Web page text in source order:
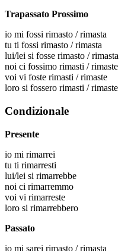
Trapassato Prossimo
io mi fossi rimasto / rimasta
tu ti fossi rimasto / rimasta
lui/lei si fosse rimasto / rimasta
noi ci fossimo rimasti / rimaste
voi vi foste rimasti / rimaste
loro si fossero rimasti / rimaste
Condizionale
Presente
io mi rimarrei
tu ti rimarresti
lui/lei si rimarrebbe
noi ci rimarremmo
voi vi rimarreste
loro si rimarrebbero
Passato
io mi sarei rimasto / rimasta